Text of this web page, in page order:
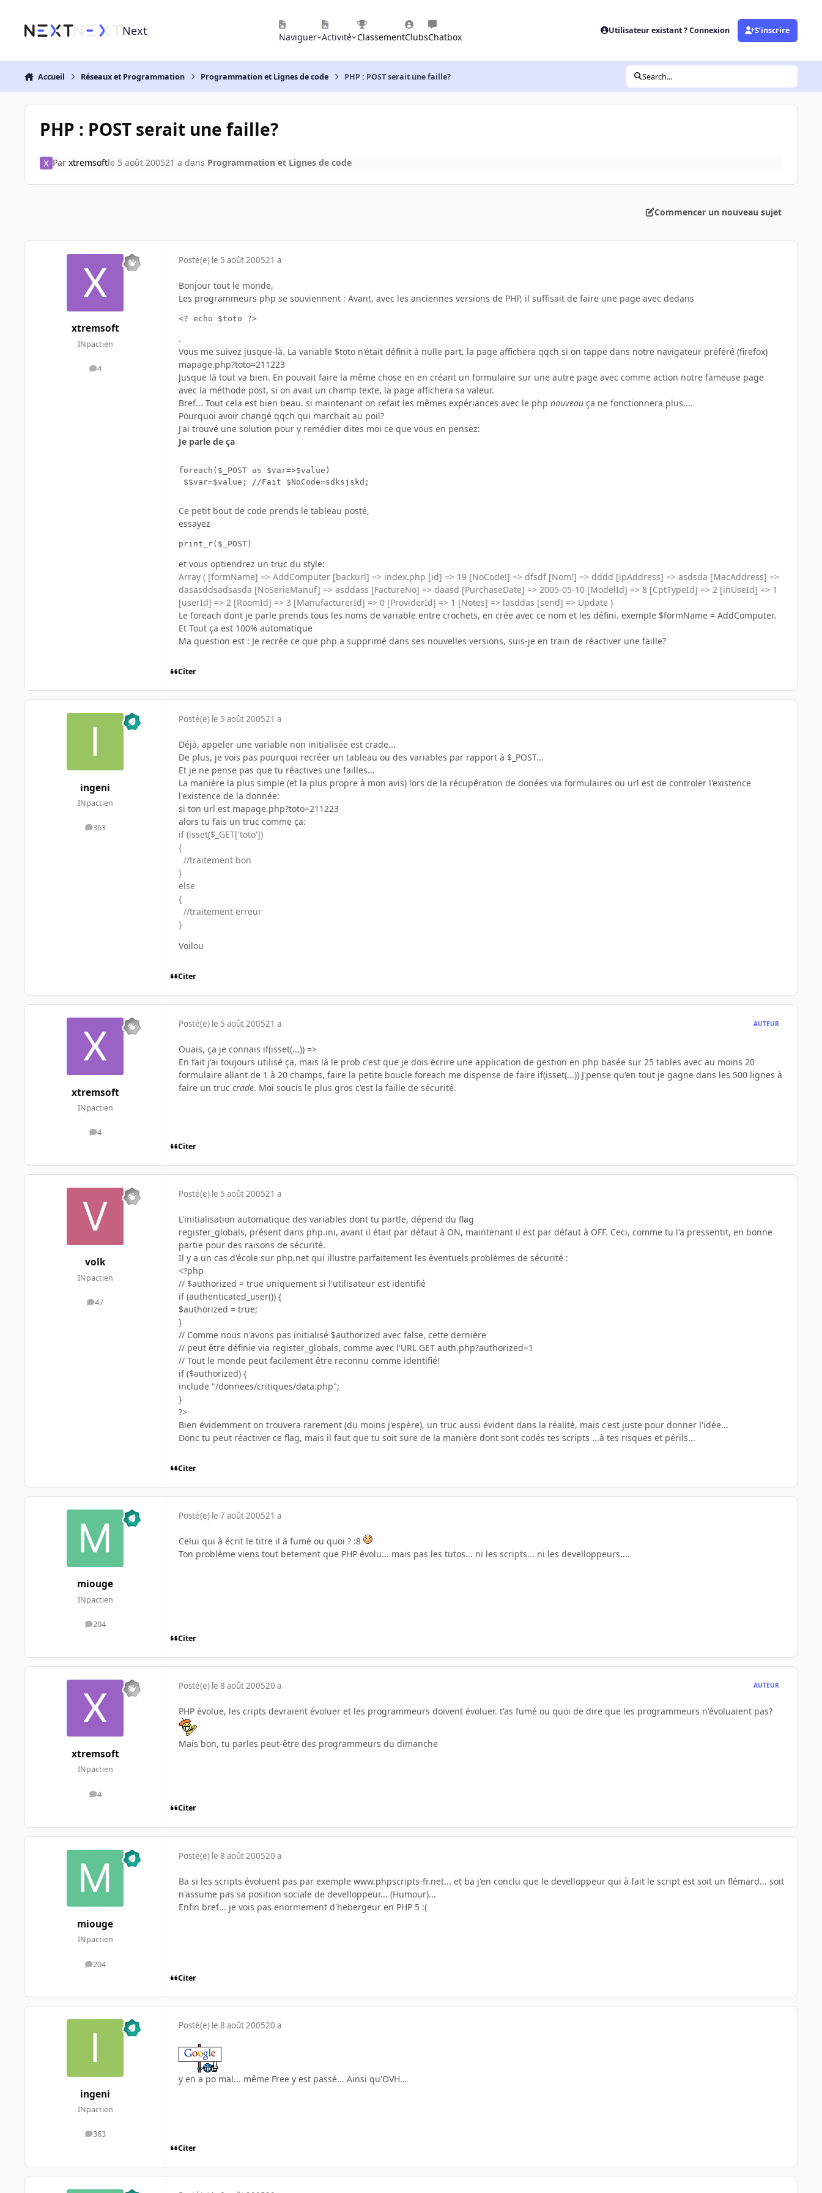
Next Naviguer Activité ClassementClubsChatbox
Utilisateur existant ? Connexion S’inscrire
Accueil Réseaux et Programmation Programmation et Lignes de code PHP : POST serait une faille? Search...
PHP : POST serait une faille?
Par xtremsoftle 5 août 200521 a dans Programmation et Lignes de code
Commencer un nouveau sujet
xtremsoft
INpactien
4
messages
Posté(e) le 5 août 200521 a
Bonjour tout le monde,
Les programmeurs php se souviennent : Avant, avec les anciennes versions de PHP, il suffisait de faire une page avec dedans
<? echo $toto ?>
.
Vous me suivez jusque-là. La variable $toto n'était définit à nulle part, la page affichera qqch si on tappe dans notre navigateur préféré (firefox)
mapage.php?toto=211223
Jusque là tout va bien. En pouvait faire la même chose en en créant un formulaire sur une autre page avec comme action notre fameuse page
avec la méthode post, si on avait un champ texte, la page affichera sa valeur.
Bref... Tout cela est bien beau. si maintenant on refait les mêmes expériances avec le php nouveau ça ne fonctionnera plus....
Pourquoi avoir changé qqch qui marchait au poil?
J'ai trouvé une solution pour y remédier dites moi ce que vous en pensez:
Je parle de ça
foreach($_POST as $var=>$value)
$$var=$value; //Fait $NoCode=sdksjskd;
Ce petit bout de code prends le tableau posté,
essayez
print_r($_POST)
et vous optiendrez un truc du style:
Array ( [formName] => AddComputer [backurl] => index.php [id] => 19 [NoCode!] => dfsdf [Nom!] => dddd [ipAddress] => asdsda [MacAddress] =>
dasasddsadsasda [NoSerieManuf] => asddass [FactureNo] => daasd [PurchaseDate] => 2005-05-10 [ModelId] => 8 [CptTypeId] => 2 [inUseId] => 1
[userId] => 2 [RoomId] => 3 [ManufacturerId] => 0 [ProviderId] => 1 [Notes] => lasddas [send] => Update )
Le foreach dont je parle prends tous les noms de variable entre crochets, en crée avec ce nom et les défini. exemple $formName = AddComputer.
Et Tout ça est 100% automatique
Ma question est : Je recrée ce que php a supprimé dans ses nouvelles versions, suis-je en train de réactiver une faille?
Citer
ingeni
INpactien
363
messages
Posté(e) le 5 août 200521 a
Déjà, appeler une variable non initialisée est crade...
De plus, je vois pas pourquoi recréer un tableau ou des variables par rapport à $_POST...
Et je ne pense pas que tu réactives une failles...
La manière la plus simple (et la plus propre à mon avis) lors de la récupération de donées via formulaires ou url est de controler l'existence
l'existence de la donnée:
si ton url est mapage.php?toto=211223
alors tu fais un truc comme ça:
if (isset($_GET['toto'])
{
//traitement bon
}
else
{
//traitement erreur
}
Voilou
Citer
xtremsoft
INpactien
4
messages
Posté(e) le 5 août 200521 a AUTEUR
Ouais, ça je connais if(isset(...)) =>
En fait j'ai toujours utilisé ça, mais là le prob c'est que je dois écrire une application de gestion en php basée sur 25 tables avec au moins 20
formulaire allant de 1 à 20 champs, faire la petite boucle foreach me dispense de faire if(isset(...)) J'pense qu'en tout je gagne dans les 500 lignes à
faire un truc crade. Moi soucis le plus gros c'est la faille de sécurité.
Citer
volk
INpactien
47
messages
Posté(e) le 5 août 200521 a
L'initialisation automatique des variables dont tu partle, dépend du flag
register_globals, présent dans php.ini, avant il était par défaut à ON, maintenant il est par défaut à OFF. Ceci, comme tu l'a pressentit, en bonne
partie pour des raisons de sécurité.
Il y a un cas d'école sur php.net qui illustre parfaitement les éventuels problèmes de sécurité :
<?php
// $authorized = true uniquement si l'utilisateur est identifié
if (authenticated_user()) {
$authorized = true;
}
// Comme nous n'avons pas initialisé $authorized avec false, cette dernière
// peut être définie via register_globals, comme avec l'URL GET auth.php?authorized=1
// Tout le monde peut facilement être reconnu comme identifié!
if ($authorized) {
include "/donnees/critiques/data.php";
}
?>
Bien évidemment on trouvera rarement (du moins j'espère), un truc aussi évident dans la réalité, mais c'est juste pour donner l'idée...
Donc tu peut réactiver ce flag, mais il faut que tu soit sure de la manière dont sont codés tes scripts ...à tes risques et périls...
Citer
miouge
INpactien
204
messages
Posté(e) le 7 août 200521 a
Celui qui à écrit le titre il à fumé ou quoi ? :8
Ton problème viens tout betement que PHP évolu... mais pas les tutos... ni les scripts... ni les develloppeurs....
Citer
xtremsoft
INpactien
4
messages
Posté(e) le 8 août 200520 a AUTEUR
PHP évolue, les cripts devraient évoluer et les programmeurs doivent évoluer. t'as fumé ou quoi de dire que les programmeurs n'évoluaient pas?
Mais bon, tu parles peut-être des programmeurs du dimanche
Citer
miouge
INpactien
204
messages
Posté(e) le 8 août 200520 a
Ba si les scripts évoluent pas par exemple www.phpscripts-fr.net... et ba j'en conclu que le develloppeur qui à fait le script est soit un flémard... soit
n'assume pas sa position sociale de develloppeur... (Humour)...
Enfin bref... je vois pas enormement d'hebergeur en PHP 5 :(
Citer
ingeni
INpactien
363
messages
Posté(e) le 8 août 200520 a
y en a po mal... même Free y est passé... Ainsi qu'OVH...
Citer